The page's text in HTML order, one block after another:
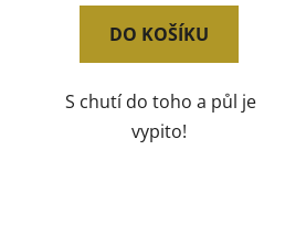
DO KOŠÍKU
S chutí do toho a půl je
vypito!